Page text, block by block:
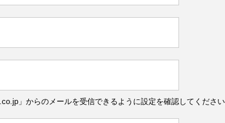
」からのメールを受信できるように設定を確認してください